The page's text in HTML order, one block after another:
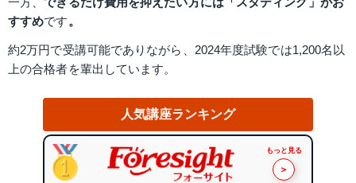
すすめです。
約2万円で受講可能でありながら、2024年度試験では1,200名以
上の合格者を輩出しています。
人気講座ランキング
もっと見る
＞